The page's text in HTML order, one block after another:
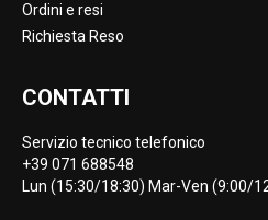
Ordini e resi
Richiesta Reso
CONTATTI
Servizio tecnico telefonico
+39 071 688548
Lun (15:30/18:30) Mar-Ven (9:00/